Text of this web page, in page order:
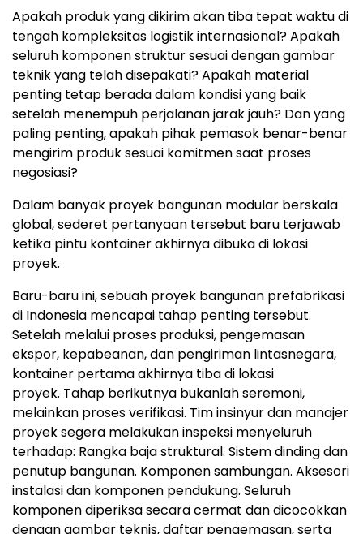
Apakah produk yang dikirim akan tiba tepat waktu di
tengah kompleksitas logistik internasional?Apakah
seluruh komponen struktur sesuai dengan gambar
teknik yang telah disepakati?Apakah material
penting tetap berada dalam kondisi yang baik
setelah menempuh perjalanan jarak jauh? Danyang
paling penting, apakah pihak pemasok benar-benar
mengirim produk sesuai komitmen saat proses
negosiasi?
Dalam banyak proyek bangunan modular berskala
global, sederet pertanyaan tersebut baru terjawab
ketika pintu kontainer akhirnya dibuka di lokasi
proyek.
Baru-baru ini, sebuah proyek bangunan prefabrikasi
di Indonesia mencapai tahap penting tersebut.
Setelah melalui proses produksi, pengemasan
ekspor, kepabeanan, dan pengiriman lintasnegara,
kontainer pertama akhirnya tiba di lokasi
proyek. Tahap berikutnya bukanlah seremoni,
melainkan proses verifikasi. Tim insinyur dan manajer
proyek segera melakukan inspeksi menyeluruh
terhadap: Rangka baja struktural. Sistem dinding dan
penutup bangunan. Komponen sambungan. Aksesori
instalasi dan komponen pendukung. Seluruh
komponen diperiksa secara cermat dan dicocokkan
dengan gambar teknis, daftar pengemasan, serta